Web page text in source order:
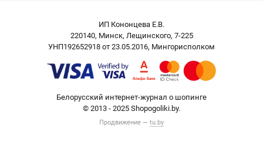
ИП Кононцева Е.В.
220140, Минск, Лещинского, 7-225
УНП192652918 от 23.05.2016, Мингорисполком
Белорусский интернет-журнал о шопинге
© 2013 - 2025 Shopogoliki.by.
Продвижение — tu.by